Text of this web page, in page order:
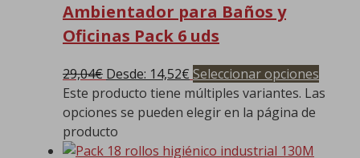
Ambientador para Baños y
Oficinas Pack 6 uds
29,04€ Desde: 14,52€ Seleccionar opciones
Este producto tiene múltiples variantes. Las
opciones se pueden elegir en la página de
producto